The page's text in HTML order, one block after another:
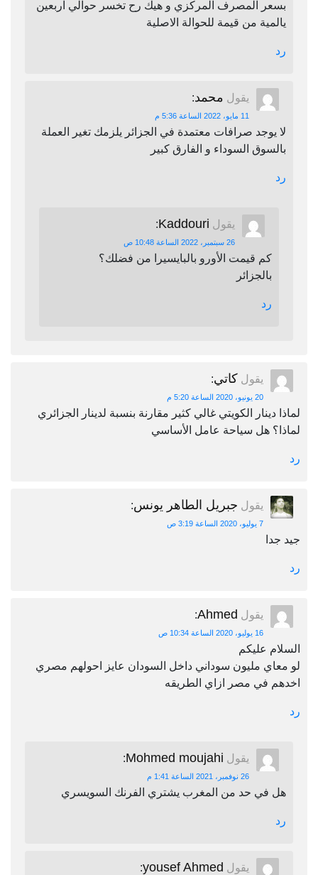
بسعر المصرف المركزي و هيك رح تخسر حوالي اربعين
يالمية من قيمة للحوالة الاصلية
رد
يقول محمد:
11 مايو، 2022 الساعة 5:36 م
لا يوجد صرافات معتمدة في الجزائر يلزمك تغير العملة
بالسوق السوداء و الفارق كبير
رد
يقول Kaddouri
:
26 سبتمبر، 2022 الساعة 10:48 ص
كم قيمت الأورو بالبايسيرا من فضلك؟
بالجزائر
رد
يقول كاتي:
20 يونيو، 2020 الساعة 5:20 م
لماذا دينار الكويتي غالي كثير مقارنة بنسبة لدينار الجزائري
لماذا؟ هل سياحة عامل الأساسي
رد
يقول جبريل الطاهر يونس:
7 يوليو، 2020 الساعة 3:19 ص
جيد جدا
رد
يقول Ahmed
:
16 يوليو، 2020 الساعة 10:34 ص
السلام عليكم
لو معاي مليون سوداني داخل السودان عايز احولهم مصري
اخدهم في مصر ازاي الطريقه
رد
يقول Mohmed moujahi
:
26 نوفمبر، 2021 الساعة 1:41 م
هل في حد من المغرب يشتري الفرنك السويسري
رد
يقول yousef Ahmed
: